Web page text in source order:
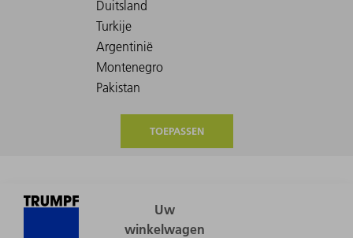
TOEPASSEN